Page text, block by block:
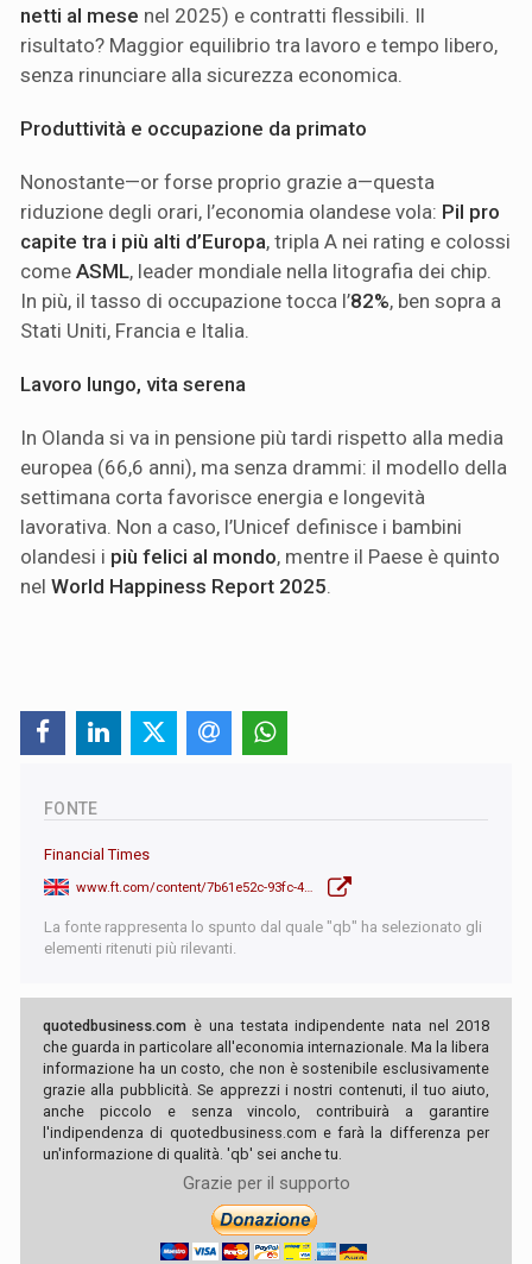
netti al mese nel 2025) e contratti flessibili. Il
risultato? Maggior equilibrio tra lavoro e tempo libero,
senza rinunciare alla sicurezza economica.
Produttività e occupazione da primato
Nonostante—or forse proprio grazie a—questa
riduzione degli orari, l’economia olandese vola: Pil pro
capite tra i più alti d’Europa, tripla A nei rating e colossi
come ASML, leader mondiale nella litografia dei chip.
In più, il tasso di occupazione tocca l’82%, ben sopra a
Stati Uniti, Francia e Italia.
Lavoro lungo, vita serena
In Olanda si va in pensione più tardi rispetto alla media
europea (66,6 anni), ma senza drammi: il modello della
settimana corta favorisce energia e longevità
lavorativa. Non a caso, l’Unicef definisce i bambini
olandesi i più felici al mondo, mentre il Paese è quinto
nel World Happiness Report 2025.
FONTE
Financial Times
www.ft.com/content/7b61e52c-93fc-4634-b9ad-fdacac5d6538
La fonte rappresenta lo spunto dal quale "qb" ha selezionato gli
elementi ritenuti più rilevanti.
quotedbusiness.com è una testata indipendente nata nel 2018
che guarda in particolare all'economia internazionale. Ma la libera
informazione ha un costo, che non è sostenibile esclusivamente
grazie alla pubblicità. Se apprezzi i nostri contenuti, il tuo aiuto,
anche piccolo e senza vincolo, contribuirà a garantire
l'indipendenza di quotedbusiness.com e farà la differenza per
un'informazione di qualità. 'qb' sei anche tu.
Grazie per il supporto